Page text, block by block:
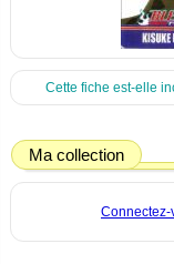
Cette fiche est-elle
Ma collection
Connectez-